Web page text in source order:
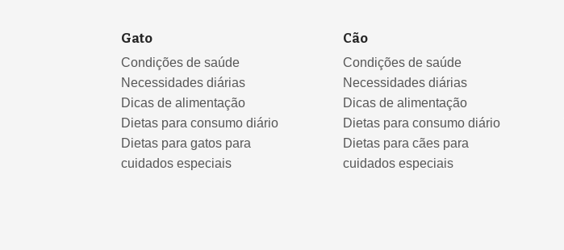
Gato
Condições de saúde
Necessidades diárias
Dicas de alimentação
Dietas para consumo diário
Dietas para gatos para
cuidados especiais
Cão
Condições de saúde
Necessidades diárias
Dicas de alimentação
Dietas para consumo diário
Dietas para cães para
cuidados especiais